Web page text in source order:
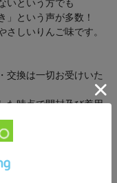
いという方でも
」という声が多数！
しいりんご味です。
交換は一切お受けいた
た時点で開封及び着用
商品到着後7日以内にご